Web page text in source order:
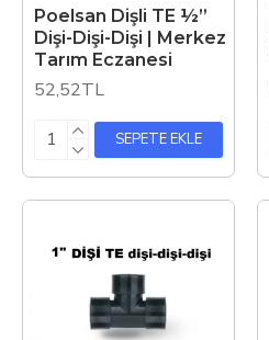
Poelsan Dişli TE ½”
Dişi-Dişi-Dişi | Merkez
Tarım Eczanesi
52,52TL
SEPETE EKLE